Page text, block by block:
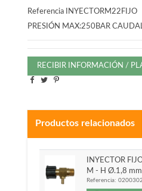
Referencia
INYECTORM22FIJO
PRESIÓN MAX:250BAR
RECIBIR INFORMACIÓN /
Productos relacionados
INYECTOR
M - H Ø.1,8 mm
Referencia: